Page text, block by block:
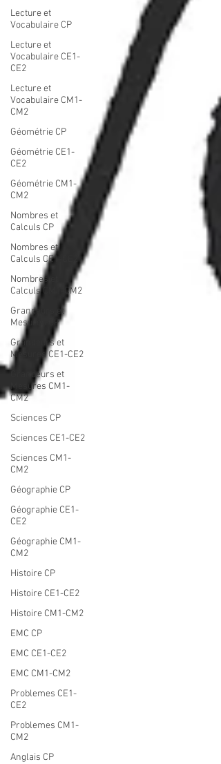
Lecture et
Vocabulaire CP
Lecture et
Vocabulaire CE1-
CE2
Lecture et
Vocabulaire CM1-
CM2
Géométrie CP
Géométrie CE1-
CE2
Géométrie CM1-
CM2
Nombres et
Calculs CP
Nombres et
Calculs CE1-CE2
Nombres et
Calculs CM1-CM2
Grandeurs et
Mesures CP
Grandeurs et
Mesures CE1-CE2
Grandeurs et
Mesures CM1-
CM2
Sciences CP
Sciences CE1-CE2
Sciences CM1-
CM2
Géographie CP
Géographie CE1-
CE2
Géographie CM1-
CM2
Histoire CP
Histoire CE1-CE2
Histoire CM1-CM2
EMC CP
EMC CE1-CE2
EMC CM1-CM2
Problemes CE1-
CE2
Problemes CM1-
CM2
Anglais CP